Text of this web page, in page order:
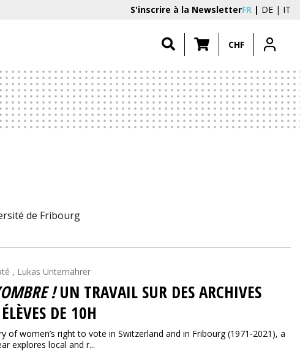
S'inscrire à la NewsletterFR DE IT
CHF
de Fribourg
, Lukas Unternährer
!UN TRAVAIL SUR DES ARCHIVES
DE 10H
women’s right to vote in Switzerland and in Fribourg (1971-2021), a
explores local and r...